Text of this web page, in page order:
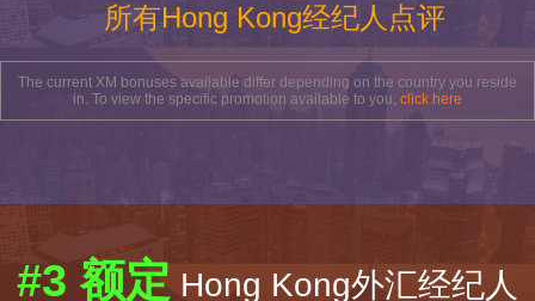
所有Hong Kong经纪人点评
The current XM bonuses available differ depending on the country you reside
in. To view the specific promotion available to you, click here
#3 额定 Hong Kong外汇经纪人